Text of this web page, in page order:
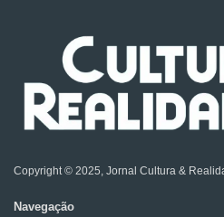
Copyright © 2025, Jornal Cultura &
Navegação